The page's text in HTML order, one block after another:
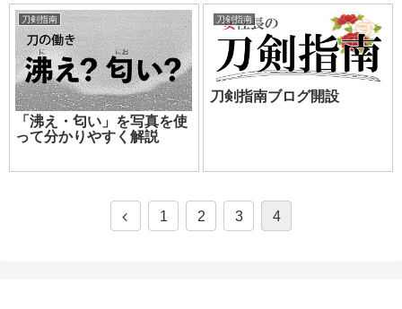
刀剣指南
「沸え・匂い」を写真を使
って分かりやすく解説
刀剣指南
刀剣指南ブログ開設
1 2 3 4